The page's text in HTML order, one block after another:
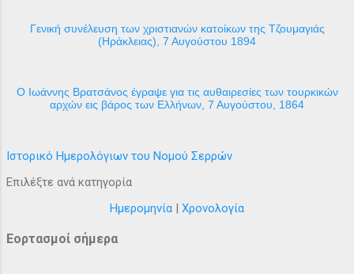
Γενική συνέλευση των χριστιανών κατοίκων της Τζουμαγιάς
(Ηράκλειας), 7 Αυγούστου 1894
Ο Ιωάννης Βρατσάνος έγραψε για τις αυθαιρεσίες των τουρκικών
αρχών εις βάρος των Ελλήνων, 7 Αυγούστου, 1864
Ιστορικό Ημερολόγιων του Νομού Σερρών
Επιλέξτε ανά κατηγορία
Ημερομηνία | Χρονολογία
Εορτασμοί σήμερα